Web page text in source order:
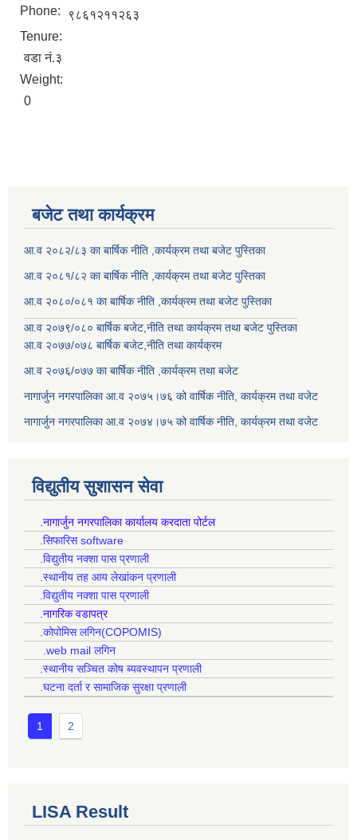
Phone:
९८६१२११२६३
Tenure:
वडा नं.३
Weight:
0
बजेट तथा कार्यक्रम
आ.व २०८२/८३ का बार्षिक नीति ,कार्यक्रम तथा बजेट पुस्तिका
आ.व २०८१/८२ का बार्षिक नीति ,कार्यक्रम तथा बजेट पुस्तिका
आ.व २०८०/०८१ का बार्षिक नीति ,कार्यक्रम तथा बजेट पुस्तिका
आ.व २०७९/०८० बार्षिक बजेट,नीति तथा कार्यक्रम तथा बजेट पुस्तिका
आ.व २०७७/०७८ बार्षिक बजेट,नीति तथा कार्यक्रम
आ.व २०७६/०७७ का बार्षिक नीति ,कार्यक्रम तथा बजेट
नागार्जुन नगरपालिका आ.व २०७५।७६ को वार्षिक नीति, कार्यक्रम तथा वजेट
नागार्जुन नगरपालिका आ.व २०७४।७५ को वार्षिक नीति, कार्यक्रम तथा वजेट
विद्युतीय सुशासन सेवा
.नागार्जुन नगरपालिका कार्यालय करदाता पोर्टल
.सिफारिस software
.विद्युतीय नक्शा पास प्रणाली
.स्थानीय तह आय लेखांकन प्रणाली
.विद्युतीय नक्शा पास प्रणाली
.नागरिक वडापत्र
.कोपोमिस लगिन(COPOMIS)
.web mail लगिन
.स्थानीय सञ्चित कोष ब्यवस्थापन प्रणाली
.घटना दर्ता र सामाजिक सुरक्षा प्रणाली
1 2
LISA Result